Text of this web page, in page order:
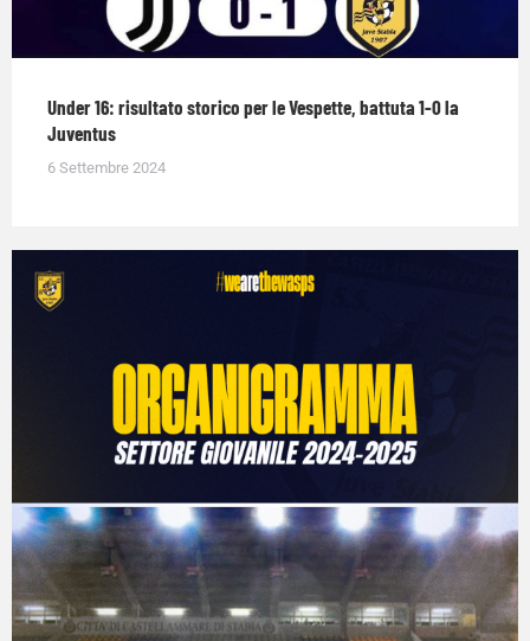
Under 16: risultato storico per le Vespette, battuta 1-0 la
Juventus
6 Settembre 2024